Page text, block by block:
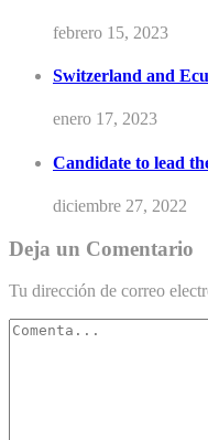
febrero 15, 2023
Switzerland and
enero 17, 2023
Candidate to lead
diciembre 27, 2022
Deja un Comentario
Tu dirección de correo